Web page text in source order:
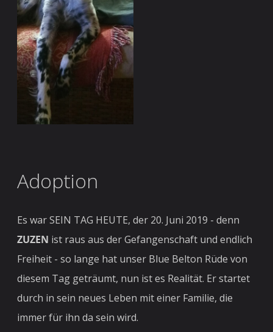
Adoption
Es war SEIN TAG HEUTE, der 20. Juni 2019 - denn
ZUZEN ist raus aus der Gefangenschaft und endlich
Freiheit - so lange hat unser Blue Belton Rüde von
diesem Tag geträumt, nun ist es Realität. Er startet
durch in sein neues Leben mit einer Familie, die
immer für ihn da sein wird.